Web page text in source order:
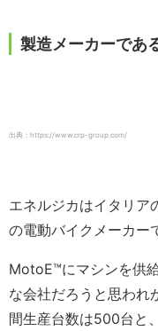
製造メーカーであ
出典：https://www.crp-group.com/
エネルジカはイタリア
の電動バイクメーカー
MotoE™️にマシンを供
な会社だろうと思われ
間生産台数は500台と